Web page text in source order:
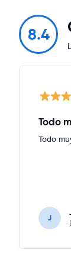
8.4
Todo
Todo
J